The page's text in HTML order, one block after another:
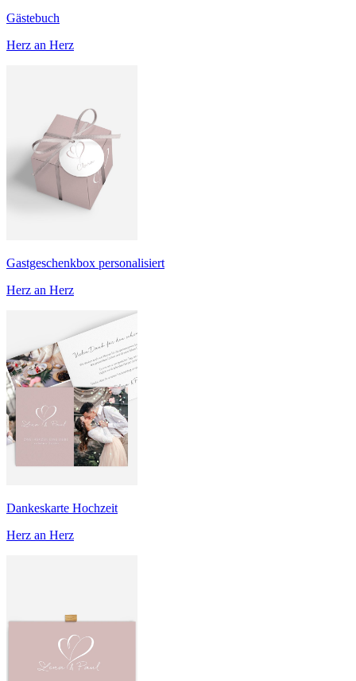
Gästebuch
Herz an Herz
Gastgeschenkbox personalisiert
Herz an Herz
Dankeskarte Hochzeit
Herz an Herz